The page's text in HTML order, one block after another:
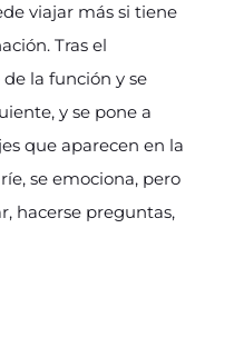
viajar más si tiene
Tras el
la función y se
y se pone a
que aparecen en la
se emociona, pero
hacerse preguntas,